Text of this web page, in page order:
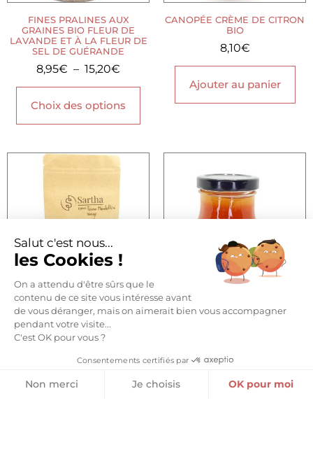
FINES PRALINES AUX
GRAINES BIO FLEUR DE
LAVANDE ET À LA FLEUR DE
SEL DE GUÉRANDE
8,95€ – 15,20€
Choix des options
CANOPÉE CRÈME DE CITRON
BIO
8,10€
Ajouter au panier
POIVRE MONDOLKIRI ROUGE
14,05€
Ajouter au panier
GELÉE DE PIMENT
Salut c'est nous...
les Cookies !
On a attendu d'être sûrs que le
contenu de ce site vous intéresse avant
de vous déranger, mais on aimerait bien vous accompagner
pendant votre visite...
C'est OK pour vous ?
Consentements certifiés par
Non merci Je choisis OK pour moi